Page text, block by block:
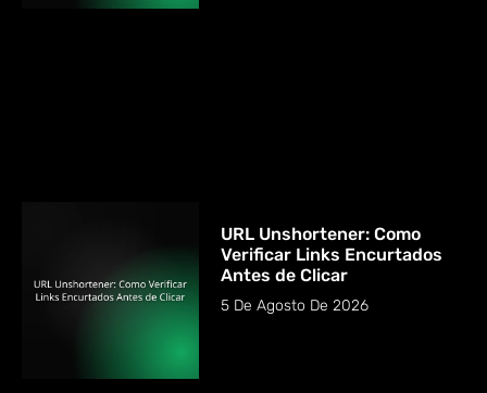
URL Unshortener: Como
Verificar Links Encurtados
Antes de Clicar
5 De Agosto De 2026